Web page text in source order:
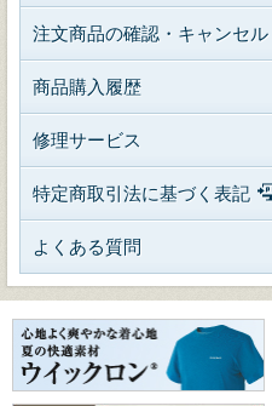
注文商品の確認・キャンセル
商品購入履歴
修理サービス
特定商取引法に基づく表記
よくある質問